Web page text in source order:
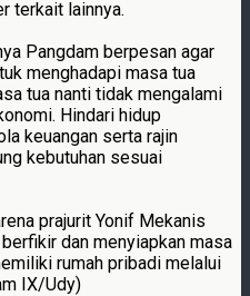
terkait lainnya.
Pangdam berpesan agar
menghadapi masa tua
tua nanti tidak mengalami
Hindari hidup
keuangan serta rajin
kebutuhan sesuai
prajurit Yonif Mekanis
dan menyiapkan masa
rumah pribadi melalui
IX/Udy)